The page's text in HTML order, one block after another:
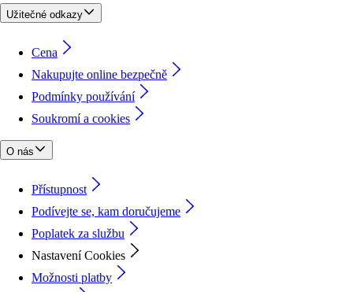
Užitečné odkazy
Cena
Nakupujte online bezpečně
Podmínky používání
Soukromí a cookies
O nás
Přístupnost
Podívejte se, kam doručujeme
Poplatek za službu
Nastavení Cookies
Možnosti platby